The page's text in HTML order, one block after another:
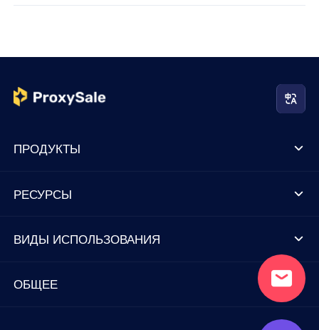
ПРОДУКТЫ
РЕСУРСЫ
ВИДЫ ИСПОЛЬЗОВАНИЯ
ОБЩЕЕ